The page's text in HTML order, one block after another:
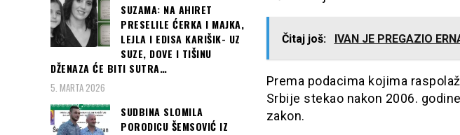
Čitaj još: IVAN JE PREGAZIO
Prema podacima kojima
Srbije stekao nakon 2006.
zakon.
SUZAMA: NA AHIRET
PRESELILE ĆERKA I MAJKA,
LEJLA I EDISA KARIŠIK- UZ
SUZE, DOVE I TIŠINU
DŽENAZA ĆE BITI SUTRA…
5. MARTA 2026
SUDBINA SLOMILA
PORODICU ŠEMSOVIĆ IZ